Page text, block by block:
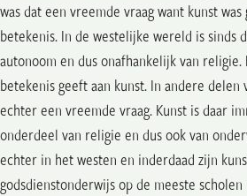
was dat een vreemde vraag want kunst
betekenis. In de westelijke wereld is sinds
autonoom en dus onafhankelijk van
betekenis geeft aan kunst. In andere
echter een vreemde vraag. Kunst is daar
onderdeel van religie en dus ook van
echter in het westen en inderdaad zijn
godsdienstonderwijs op de meeste